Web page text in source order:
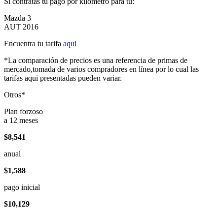
Mazda 3
AUT 2016
Encuentra tu tarifa aqui
*La comparación de precios es una referencia de primas de
mercado,tomada de varios compradores en línea por lo cual las
tarifas aqui presentadas pueden variar.
Otros*
Plan forzoso
a 12 meses
$8,541
anual
$1,588
pago inicial
$10,129